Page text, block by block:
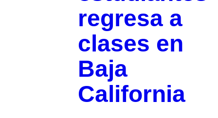
regresa a
clases en
Baja
California